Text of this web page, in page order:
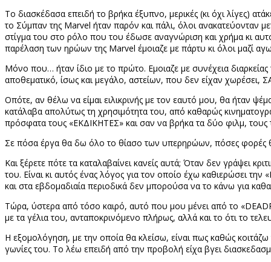
Το διασκέδασα επειδή το βρήκα έξυπνο, μερικές (κι όχι λίγες)
το Σύμπαν της Marvel ήταν παρόν και πάλι, όλοι ανακατεύονταν
στίγμα του στο ρόλο που του έδωσε αναγνώριση και χρήμα κι
παρέλαση των ηρώων της Marvel έμοιαζε με πάρτυ κι όλοι μαζί
Μόνο που… ήταν ίδιο με το πρώτο. Εμοιαζε με συνέχεια
αποθεματικό, ίσως και μεγάλο, αστείων, που δεν είχαν
Οπότε, αν θέλω να είμαι ειλικρινής με τον εαυτό μου, θα ήταν
κατάλαβα απολύτως τη χρησιμότητα του, από καθαρώς
πρόσφατα τους «ΕΚΔΙΚΗΤΕΣ» και σαν να βρήκα τα δύο φιλμ, τους
Σε πόσα έργα θα δω όλο το θίασο των υπερηρώων, πόσες φορές
Και ξέρετε πότε τα καταλαβαίνει κανείς αυτά; Όταν δεν γράψει
του. Είναι κι αυτός ένας λόγος για τον οποίο έχω καθιερώσει
και στα εβδομαδιαία περιοδικά δεν μπορούσα να το κάνω για
Τώρα, ύστερα από τόσο καιρό, αυτό που μου μένει από το «
με τα γέλια του, ανταποκρινόμενο πλήρως, αλλά και το ότι το
Η εξομολόγηση, με την οποία θα κλείσω, είναι πως καθώς
γωνίες του. Το λέω επειδή από την προβολή είχα βγει